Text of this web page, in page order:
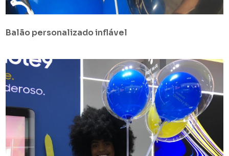
Balão personalizado inflável